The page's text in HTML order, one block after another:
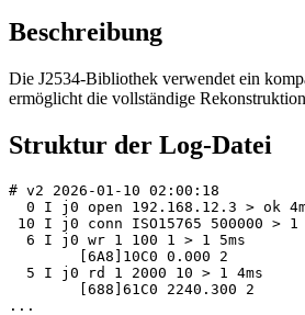
Beschreibung
Die J2534-Bibliothek verwendet ein
ermöglicht die vollständige
Struktur der Log-Datei
# v2 2026-01-10 02:00:18
0 I j0 open 192.168.12.3 > ok
10 I j0 conn ISO15765 500000 > 1
  6 I j0 wr 1 100 1 > 1 5ms
  5 I j0 rd 1 2000 10 > 1 4ms
...